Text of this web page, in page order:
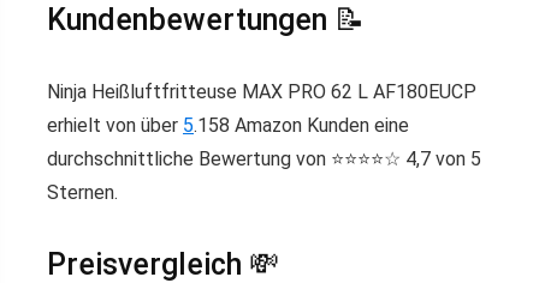
Kundenbewertungen 📝
Ninja Heißluftfritteuse MAX PRO 62 L AF180EUCP
erhielt von über 5.158 Amazon Kunden eine
durchschnittliche Bewertung von ⭐️⭐️⭐️⭐️☆ 4,7 von 5
Sternen.
Preisvergleich 💸